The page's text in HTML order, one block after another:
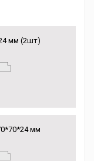
мм (2шт)
мм